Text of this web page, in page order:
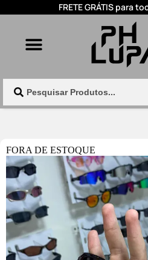
FRETE GRÁTIS para
FORA DE ESTOQUE